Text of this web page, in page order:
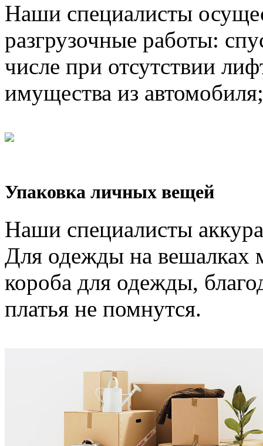
Наши специалисты
разгрузочные работы:
числе при отсутствии
имущества из
Упаковка личных вещей
Наши специалисты
Для одежды на вешалках
короба для одежды,
платья не помнутся.